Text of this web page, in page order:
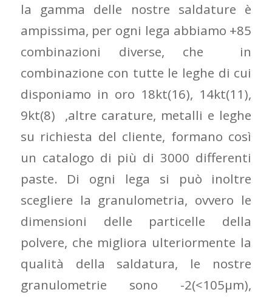
la gamma delle nostre saldature è
ampissima, per ogni lega abbiamo +85
combinazioni diverse, che in
combinazione con tutte le leghe di cui
disponiamo in oro 18kt(16), 14kt(11),
9kt(8) ,altre carature, metalli e leghe
su richiesta del cliente, formano così
un catalogo di più di 3000 differenti
paste. Di ogni lega si può inoltre
scegliere la granulometria, ovvero le
dimensioni delle particelle della
polvere, che migliora ulteriormente la
qualità della saldatura, le nostre
granulometrie sono -2(<105μm),